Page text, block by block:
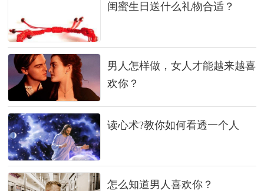
闺蜜生日送什么礼物合适？
男人怎样做，女人才能越来越喜
欢你？
读心术?教你如何看透一个人
怎么知道男人喜欢你？